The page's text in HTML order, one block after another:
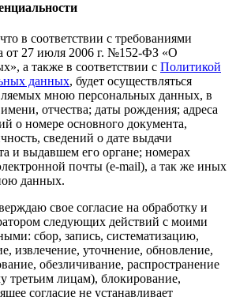
в соответствии с требованиями
от 27 июля 2006 г. №152-ФЗ «О
а также в соответствии с Политикой
данных, будет осуществляться
мною персональных данных, в
отчества; даты рождения; адреса
о номере основного документа,
сведений о дате выдачи
и выдавшем его органе; номерах
почты (е-mail), а так же иных
данных.
свое согласие на обработку и
следующих действий с моими
сбор, запись, систематизацию,
извлечение, уточнение, обновление,
обезличивание, распространение
третьим лицам), блокирование,
согласие не устанавливает